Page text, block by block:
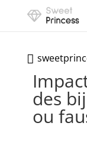

des
ou